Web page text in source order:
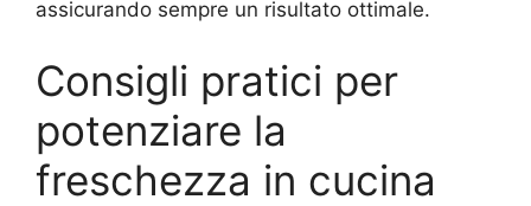
assicurando sempre un risultato ottimale.
Consigli pratici per
potenziare la
freschezza in cucina